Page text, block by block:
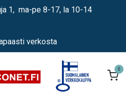
1, ma-pe 8-17, la 10-14
verkosta
0